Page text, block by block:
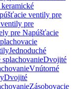
ventily pre
pre
pre Napúšťacie
Jednoduché
splachovanieDvojité
Vnútorné
Dvojité
Zásobovacie